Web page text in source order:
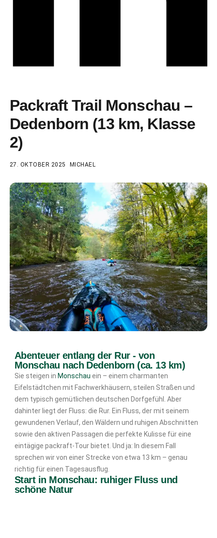
Packraft Trail Monschau –
Dedenborn (13 km, Klasse
2)
27. OKTOBER 2025 MICHAEL
Abenteuer entlang der Rur - von
Monschau nach Dedenborn (ca. 13 km)
Sie steigen in Monschau ein – einem charmanten
Eifelstädtchen mit Fachwerkhäusern, steilen Straßen und
dem typisch gemütlichen deutschen Dorfgefühl. Aber
dahinter liegt der Fluss: die Rur. Ein Fluss, der mit seinem
gewundenen Verlauf, den Wäldern und ruhigen Abschnitten
sowie den aktiven Passagen die perfekte Kulisse für eine
eintägige packraft-Tour bietet. Und ja: In diesem Fall
sprechen wir von einer Strecke von etwa 13 km – genau
richtig für einen Tagesausflug.
Start in Monschau: ruhiger Fluss und
schöne Natur